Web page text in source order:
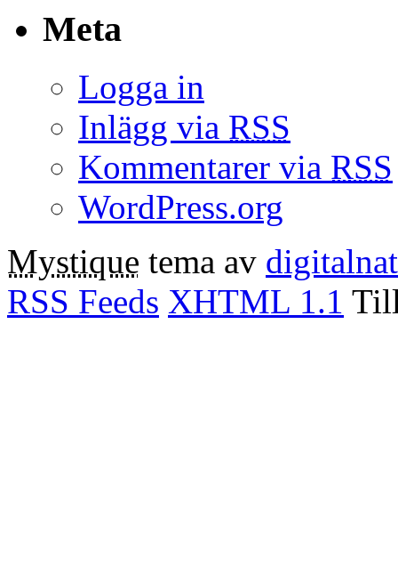
Meta
Logga in
Inlägg via RSS
Kommentarer via RSS
WordPress.org
Mystique tema av
RSS Feeds XHTML 1.1